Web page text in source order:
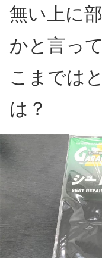
無い上に
かと言っ
こまでは
は？